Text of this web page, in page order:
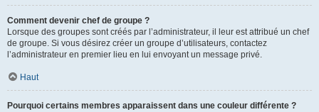
Comment devenir chef de groupe ?
Lorsque des groupes sont créés par l’administrateur, il leur est attribué un chef
de groupe. Si vous désirez créer un groupe d’utilisateurs, contactez
l’administrateur en premier lieu en lui envoyant un message privé.
Haut
Pourquoi certains membres apparaissent dans une couleur différente ?